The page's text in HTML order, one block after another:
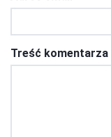
Treść komentarza